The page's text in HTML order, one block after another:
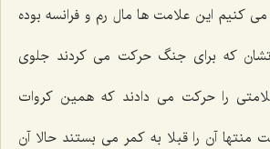
می کنیم این علامت ها مال رم و فرانسه بوده
که برای جنگ حرکت می کردند جلوی
را حرکت می دادند که همین کروات
آن را قبلا به کمر می بستند حالا آن